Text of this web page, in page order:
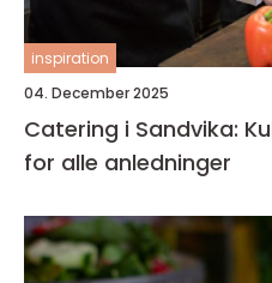
inspiration
04. December 2025
Catering i Sandvika:
for alle anledninger